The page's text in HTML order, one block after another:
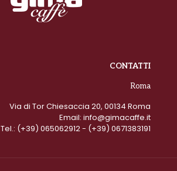
CONTATTI
Roma
Via di Tor Chiesaccia 20, 00134 Roma
Email: info@gimacaffe.it
Tel.: (+39) 065062912- (+39) 0671383191